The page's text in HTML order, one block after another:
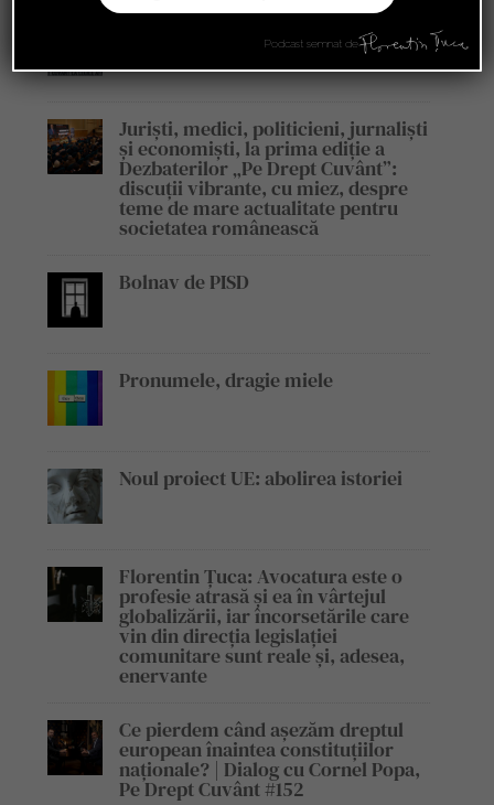
Florentin Țuca, invitat în cadrul
emisiunii „Legile Afacerilor”
Juriști, medici, politicieni, jurnaliști
și economiști, la prima ediție a
Dezbaterilor „Pe Drept Cuvânt”:
discuții vibrante, cu miez, despre
teme de mare actualitate pentru
societatea românească
Bolnav de PISD
Pronumele, dragie miele
Noul proiect UE: abolirea istoriei
Florentin Țuca: Avocatura este o
profesie atrasă și ea în vârtejul
globalizării, iar încorsetările care
vin din direcția legislației
comunitare sunt reale și, adesea,
enervante
Ce pierdem când așezăm dreptul
european înaintea constituțiilor
naționale? | Dialog cu Cornel Popa,
Pe Drept Cuvânt #152
Podcast semnat de